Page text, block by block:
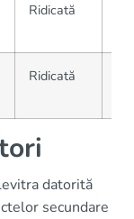
Ridicată
Ridicată
datorită
secundare